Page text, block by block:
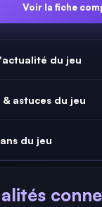
Voir la fiche
du jeu
& astuces du jeu
du jeu